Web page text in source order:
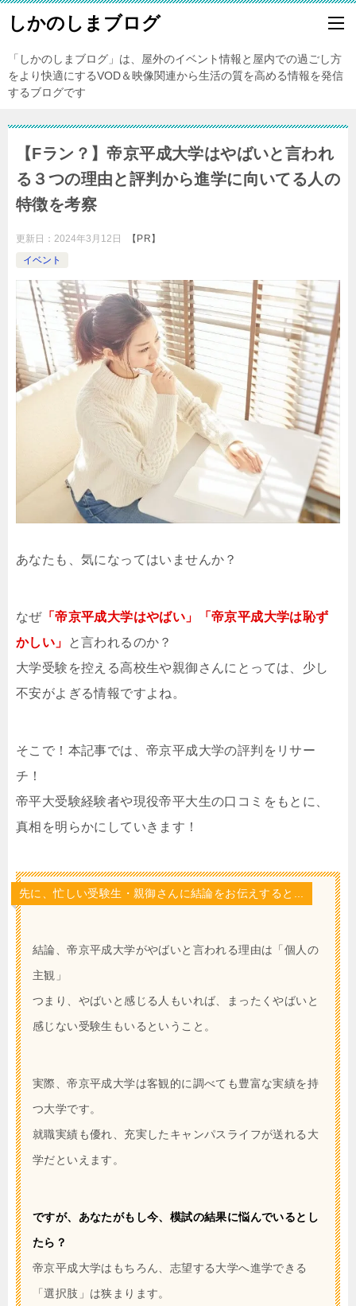
しかのしまブログ
「しかのしまブログ」は、屋外のイベント情報と屋内での過ごし方
をより快適にするVOD＆映像関連から生活の質を高める情報を発信
するブログです
【Fラン？】帝京平成大学はやばいと言われ
る３つの理由と評判から進学に向いてる人の
特徴を考察
更新日： 2024年3月12日
イベント
【PR】
あなたも、気になってはいませんか？
なぜ「帝京平成大学はやばい」「帝京平成大学は恥ず
かしい」
と言われるのか？
大学受験を控える高校生や親御さんにとっては、少し
不安がよぎる情報ですよね。
そこで！本記事では、帝京平成大学の評判をリサー
チ！
帝平大受験経験者や現役帝平大生の口コミをもとに、
真相を明らかにしていきます！
先に、忙しい受験生・親御さんに結論をお伝えすると...
結論、帝京平成大学がやばいと言われる理由は「個人の
主観」
つまり、やばいと感じる人もいれば、まったくやばいと
感じない受験生もいるということ。
実際、帝京平成大学は客観的に調べても豊富な実績を持
つ大学です。
就職実績も優れ、充実したキャンパスライフが送れる大
学だといえます。
ですが、あなたがもし今、模試の結果に悩んでいるとし
たら？
帝京平成大学はもちろん、志望する大学へ進学できる
「選択肢」は狭まります。